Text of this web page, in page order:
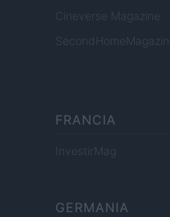
Cineverse Magazine
SecondHomeMagazine
FRANCIA
InvestirMag
GERMANIA